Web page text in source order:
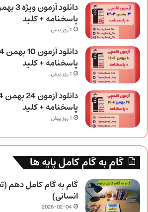
پاسخنامه + کلید
1 روز پیش
پاسخنامه + کلید
1 روز پیش
پاسخنامه + کلید
1 روز پیش
گام به گام کامل پایه ها
گام به گام کامل دهم
انسانی)
2026-02-04